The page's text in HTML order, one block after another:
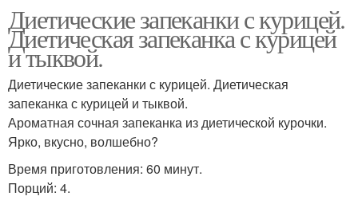
Диетические запеканки с курицей.
Диетическая запеканка с курицей
и тыквой.
Диетические запеканки с курицей. Диетическая
запеканка с курицей и тыквой.
Ароматная сочная запеканка из диетической курочки.
Ярко, вкусно, волшебно?
Время приготовления: 60 минут.
Порций: 4.